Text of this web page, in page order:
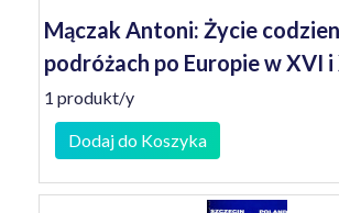
Mączak Antoni: Życie
podróżach po Europie w XVI
1 produkt/y
Dodaj do Koszyka